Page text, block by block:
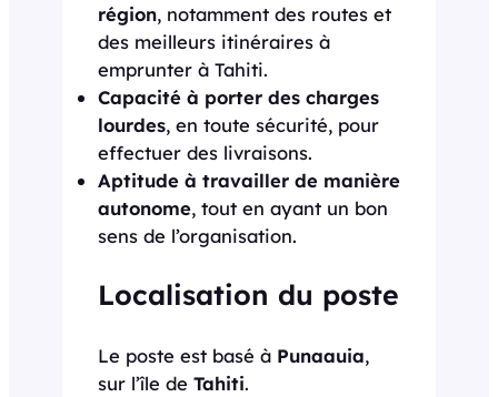
région, notamment des routes et
des meilleurs itinéraires à
emprunter à Tahiti.
Capacité à porter des charges
lourdes, en toute sécurité, pour
effectuer des livraisons.
Aptitude à travailler de manière
autonome, tout en ayant un bon
sens de l’organisation.
Localisation du poste
Le poste est basé à Punaauia,
sur l’île de Tahiti.